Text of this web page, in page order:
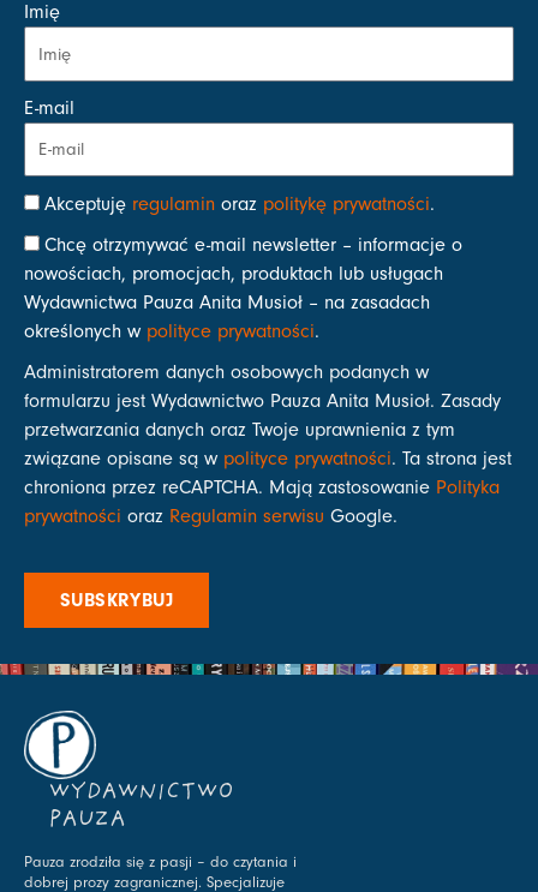
Imię
E-mail
Akceptuję regulamin oraz politykę prywatności.
Chcę otrzymywać e-mail newsletter – informacje o
nowościach, promocjach, produktach lub usługach
Wydawnictwa Pauza Anita Musioł – na zasadach
określonych w polityce prywatności.
Administratorem danych osobowych podanych w
formularzu jest Wydawnictwo Pauza Anita Musioł. Zasady
przetwarzania danych oraz Twoje uprawnienia z tym
związane opisane są w polityce prywatności. Ta strona jest
chroniona przez reCAPTCHA. Mają zastosowanie Polityka
prywatności oraz Regulamin serwisu Google.
SUBSKRYBUJ
WYDAWNICTWO
PAUZA
Pauza zrodziła się z pasji – do czytania i
dobrej prozy zagranicznej. Specjalizuje